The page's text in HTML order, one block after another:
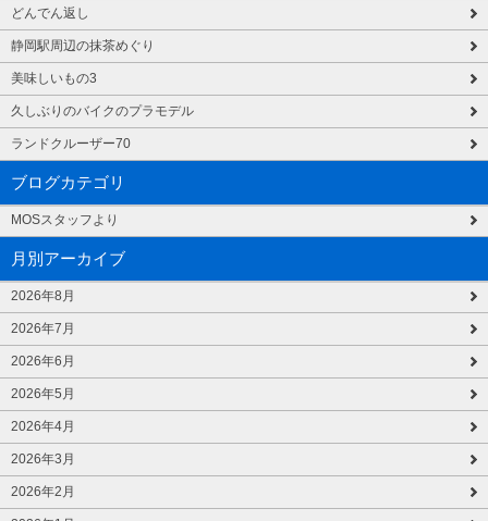
どんでん返し
静岡駅周辺の抹茶めぐり
美味しいもの3
久しぶりのバイクのプラモデル
ランドクルーザー70
ブログカテゴリ
MOSスタッフより
月別アーカイブ
2026年8月
2026年7月
2026年6月
2026年5月
2026年4月
2026年3月
2026年2月